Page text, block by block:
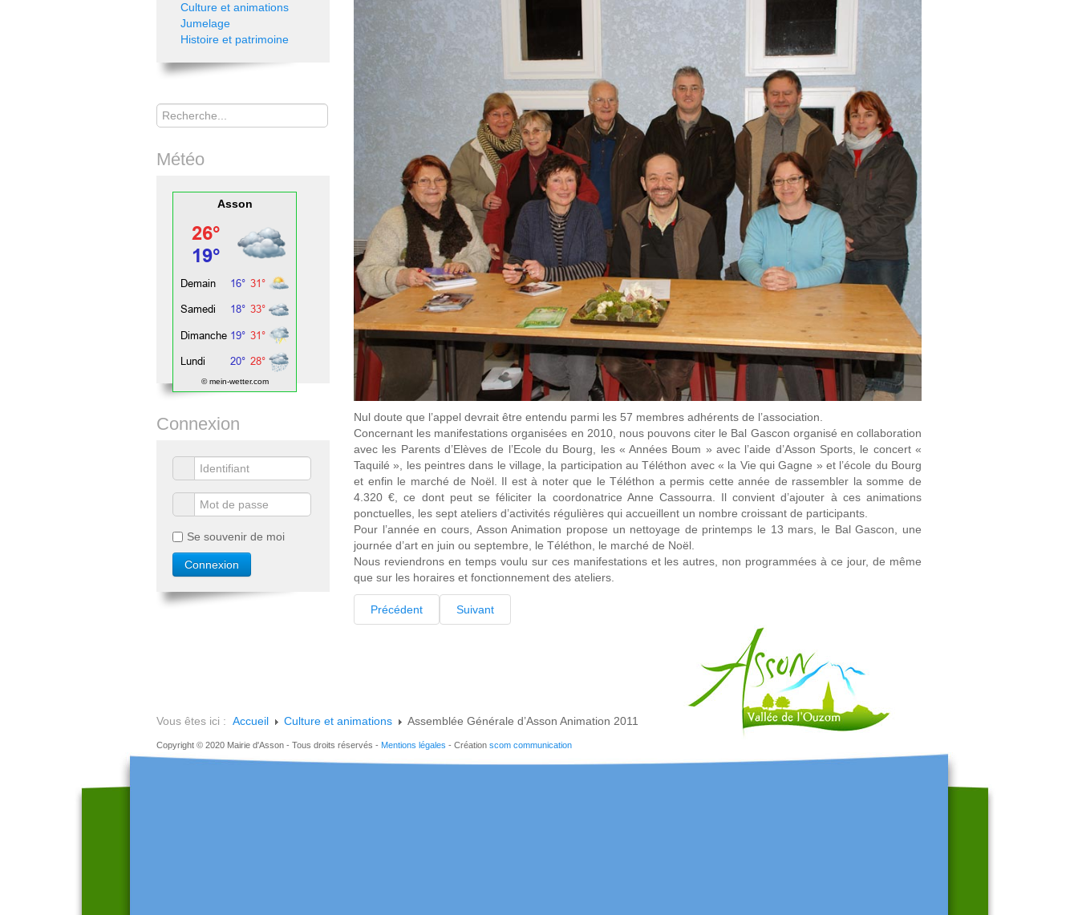
Nul doute que l’appel devrait être entendu parmi les 57 membres adhérents de l’association.
Concernant les manifestations organisées en 2010, nous pouvons citer le Bal Gascon organisé en collaboration
avec les Parents d’Elèves de l’Ecole du Bourg, les « Années Boum » avec l’aide d’Asson Sports, le concert «
Taquilé », les peintres dans le village, la participation au Téléthon avec « la Vie qui Gagne » et l’école du Bourg
et enfin le marché de Noël. Il est à noter que le Téléthon a permis cette année de rassembler la somme de
4.320 €, ce dont peut se féliciter la coordonatrice Anne Cassourra. Il convient d’ajouter à ces animations
ponctuelles, les sept ateliers d’activités régulières qui accueillent un nombre croissant de participants.
Pour l’année en cours, Asson Animation propose un nettoyage de printemps le 13 mars, le Bal Gascon, une
journée d’art en juin ou septembre, le Téléthon, le marché de Noël.
Nous reviendrons en temps voulu sur ces manifestations et les autres, non programmées à ce jour, de même
que sur les horaires et fonctionnement des ateliers.
Précédent Suivant
Culture et animations
Jumelage
Histoire et patrimoine
Rechercher
Météo
Asson
© mein-wetter.com
Connexion
Se souvenir de moi
Vous êtes ici : Accueil Culture et animations Assemblée Générale d’Asson Animation 2011
Copyright © 2020 Mairie d'Asson - Tous droits réservés - Mentions légales - Création scom communication